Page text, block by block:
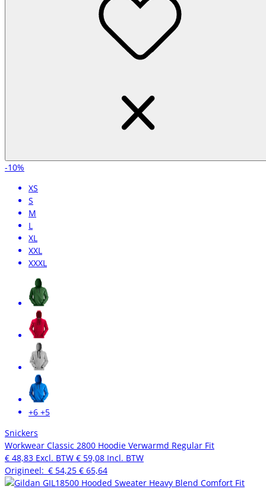
-10%
XS
S
M
L
XL
XXL
XXXL
+6 +5
Snickers
Workwear Classic 2800 Hoodie Verwarmd Regular Fit
€ 48,83 Excl. BTW € 59,08 Incl. BTW
Origineel: € 54,25 € 65,64